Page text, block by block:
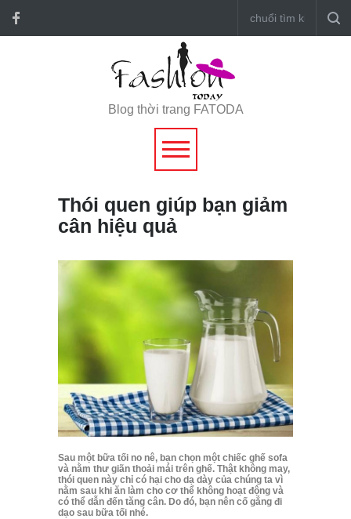
Blog thời trang FATODA
Thói quen giúp bạn giảm
cân hiệu quả
Sau một bữa tối no nê, bạn chọn một chiếc ghế sofa
và nằm thư giãn thoải mái trên ghế. Thật không may,
thói quen này chỉ có hại cho dạ dày của chúng ta vì
nằm sau khi ăn làm cho cơ thể không hoạt động và
có thể dẫn đến tăng cân. Do đó, bạn nên cố gắng đi
dạo sau bữa tối nhé.